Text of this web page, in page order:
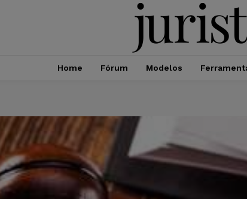
Home Fórum Modelos